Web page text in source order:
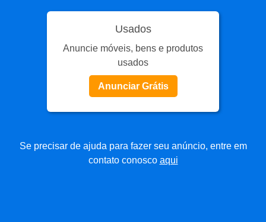
Usados
Anuncie móveis, bens e produtos
usados
Anunciar Grátis
Se precisar de ajuda para fazer seu anúncio, entre em
contato conosco aqui